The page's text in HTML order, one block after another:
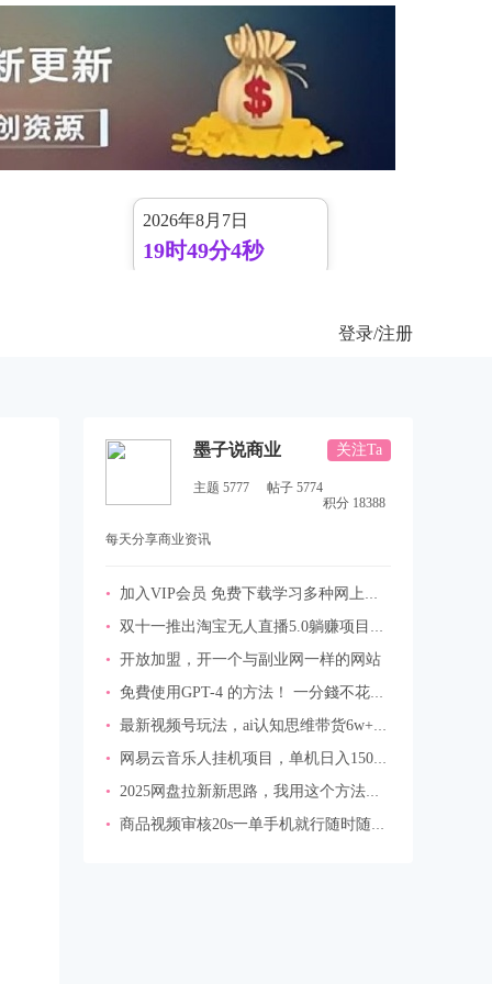
2026年8月7日
19时49分5秒
登录/注册
墨子说商业 关注Ta
主题 5777
帖子 5774
积分 18388
每天分享商业资讯
•
加入VIP会员 免费下载学习多种网上创业课程
• 双十一推出淘宝无人直播5.0躺赚项目，日入1000+，适合新手小白，宝妈
• 开放加盟，开一个与副业网一样的网站
• 免費使用GPT-4 的方法！ 一分錢不花，白嫖 ChatGPT专业版、DALL·E 3等
• 最新视频号玩法，ai认知思维带货6w+【揭秘】
•
网易云音乐人挂机项目，单机日入150+，无脑月入5000+
• 2025网盘拉新新思路，我用这个方法每月稳定5W+适合碎片时间做
• 商品视频审核20s一单手机就行随时随地操作日入2张【揭秘】